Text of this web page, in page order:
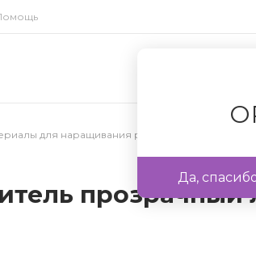
Да,
для наращивания ресниц
прозрачный